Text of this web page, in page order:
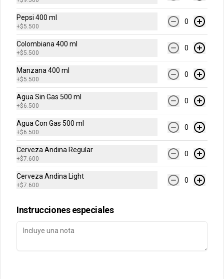
Conócenos
Contacto
Términos y condiciones
Política de privacidad
Redes sociales
Instagram
Mi cuenta
Iniciar sesión
Pepsi 400 ml
+$5.500
0
Colombiana 400 ml
+$5.500
0
Manzana 400 ml
+$5.500
0
Agua Sin Gas 500 ml
+$6.500
0
Agua Con Gas 500 ml
+$6.500
0
Cerveza Andina Regular
+$7.600
0
Cerveza Andina Light
+$7.600
0
Instrucciones especiales